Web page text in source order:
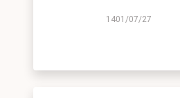
1401/07/27